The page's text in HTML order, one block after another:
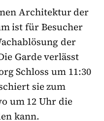
Architektur der
ist für Besucher
der
Garde verlässt
Schloss um 11:30
sie zum
um 12 Uhr die
kann.